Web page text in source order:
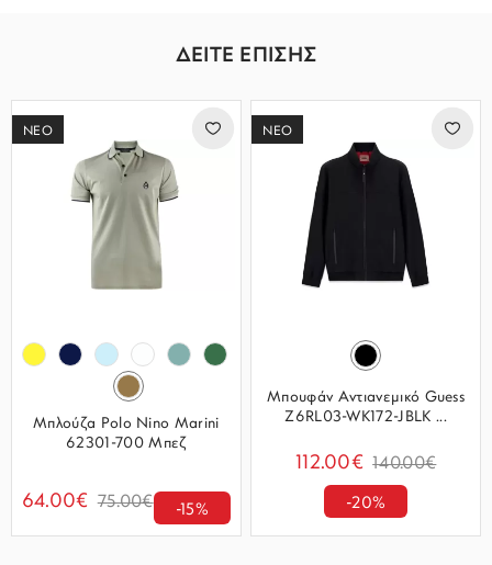
ΔΕΙΤΕ ΕΠΙΣΗΣ
ΝΕΟ
Μπλούζα Polo Νino Marini
62301-700 Μπεζ
64.00€ 75.00€ -15%
ΝΕΟ
Μπουφάν Αντιανεμικό Guess
Z6RL03-WK172-JBLK ...
112.00€ 140.00€
-20%